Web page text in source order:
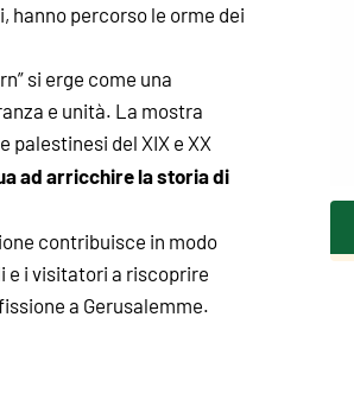
hanno percorso le orme dei
si erge come una
e unità. La mostra
del XIX e XX
ad arricchire la storia di
contribuisce in modo
e i visitatori a riscoprire
a Gerusalemme.